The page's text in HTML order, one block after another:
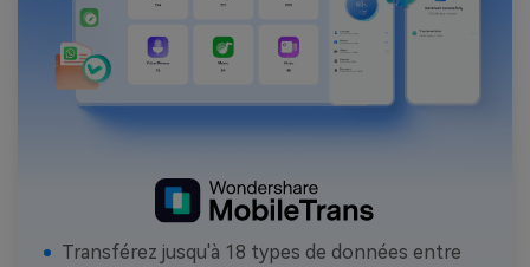
Transférez jusqu'à 18 types de données entre